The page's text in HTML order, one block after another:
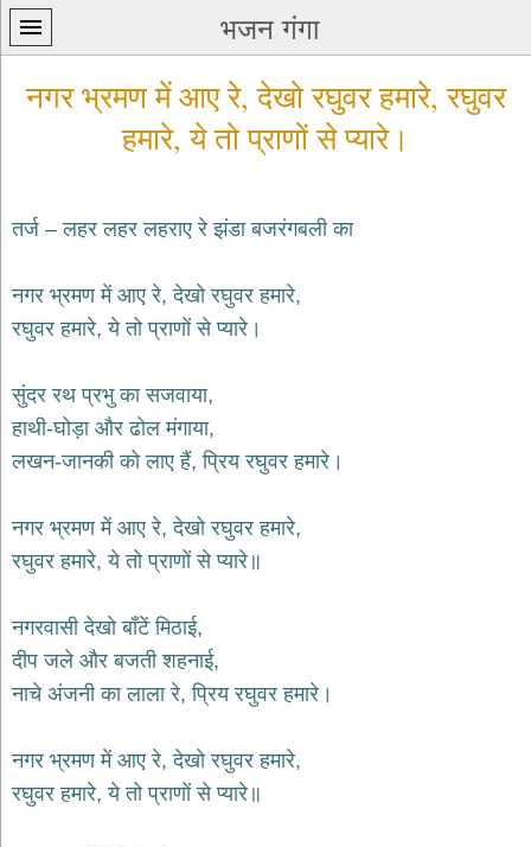
भजन गंगा
प्रथम
कृष्ण
भजन
शिव
shiv
हनुमान
भजन
hanuman
साईं
भजन
bhajans
भजन
bhajans
नगर भ्रमण में आए रे, देखो रघुवर हमारे, रघुवर
हमारे, ये तो प्राणों से प्यारे।
तर्ज – लहर लहर लहराए रे झंडा बजरंगबली का
नगर भ्रमण में आए रे, देखो रघुवर हमारे,
रघुवर हमारे, ये तो प्राणों से प्यारे।
सुंदर रथ प्रभु का सजवाया,
हाथी-घोड़ा और ढोल मंगाया,
लखन-जानकी को लाए हैं, प्रिय रघुवर हमारे।
नगर भ्रमण में आए रे, देखो रघुवर हमारे,
रघुवर हमारे, ये तो प्राणों से प्यारे॥
नगरवासी देखो बाँटें मिठाई,
दीप जले और बजती शहनाई,
नाचे अंजनी का लाला रे, प्रिय रघुवर हमारे।
नगर भ्रमण में आए रे, देखो रघुवर हमारे,
रघुवर हमारे, ये तो प्राणों से प्यारे॥